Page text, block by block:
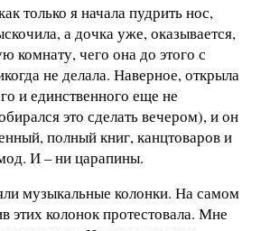
только я начала пудрить нос,
а дочка уже, оказывается,
комнату, чего она до этого с
не делала. Наверное, открыла
и единственного еще не
это сделать вечером), и он
полный книг, канцтоваров и
И – ни царапины.
музыкальные колонки. На самом
этих колонок протестовала. Мне